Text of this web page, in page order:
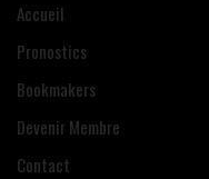
Accueil
Pronostics
Bookmakers
Devenir Membre
Contact